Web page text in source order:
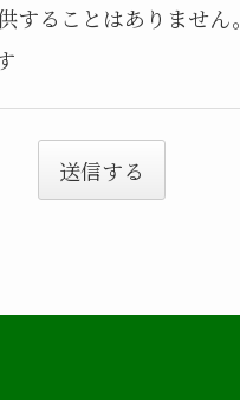
することはありません。
送信する